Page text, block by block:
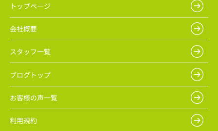
トップページ
会社概要
スタッフ一覧
ブログトップ
お客様の声一覧
利用規約